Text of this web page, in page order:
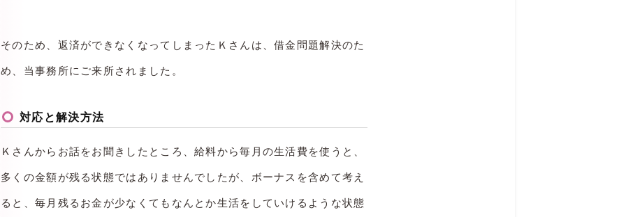
そのため、返済ができなくなってしまったＫさんは、借金問題解決のた
め、当事務所にご来所されました。
対応と解決方法
Ｋさんからお話をお聞きしたところ、給料から毎月の生活費を使うと、
多くの金額が残る状態ではありませんでしたが、ボーナスを含めて考え
ると、毎月残るお金が少なくてもなんとか生活をしていけるような状態